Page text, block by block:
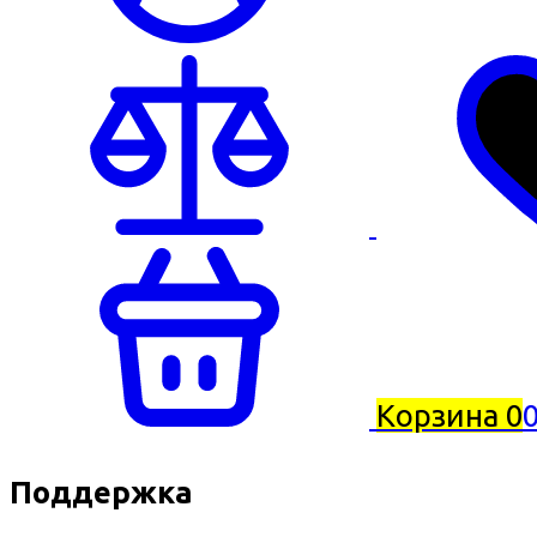
Корзина 0
Поддержка